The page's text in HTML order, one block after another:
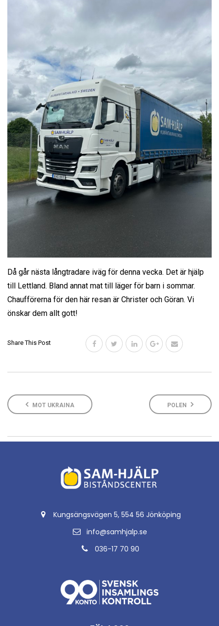
Då går nästa långtradare iväg för denna vecka. Det är hjälp
till Lettland. Bland annat mat till läger för barn i sommar.
Chaufförerna för den här resan är Christer och Göran. Vi
önskar dem allt gott!
Share This Post
MOT UKRAINA POLEN
Kungsängsvägen 5, 554 56 Jönköping
info@samhjalp.se
036-17 70 90